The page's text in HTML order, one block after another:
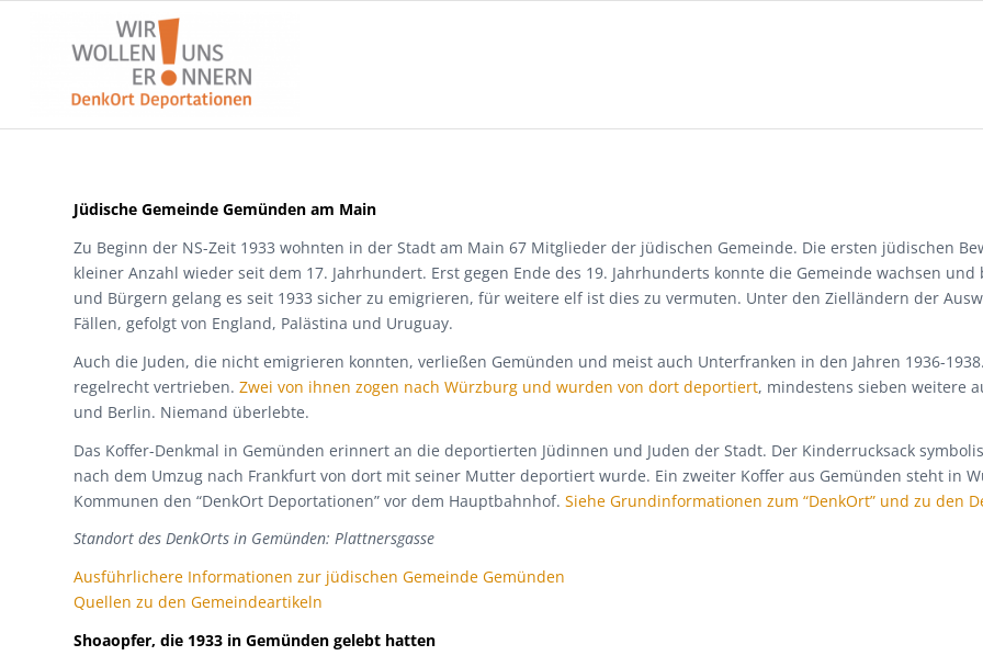
Jüdische Gemeinde Gemünden am Main
Zu Beginn der NS-Zeit 1933 wohnten in der Stadt am Main 67 Mitglieder der jüdischen Gemeinde. Die ersten jüdischen
kleiner Anzahl wieder seit dem 17. Jahrhundert. Erst gegen Ende des 19. Jahrhunderts konnte die Gemeinde wachsen
und Bürgern gelang es seit 1933 sicher zu emigrieren, für weitere elf ist dies zu vermuten. Unter den Zielländern der
Fällen, gefolgt von England, Palästina und Uruguay.
Auch die Juden, die nicht emigrieren konnten, verließen Gemünden und meist auch Unterfranken in den Jahren 1936-
regelrecht vertrieben. Zwei von ihnen zogen nach Würzburg und wurden von dort deportiert, mindestens sieben weitere
und Berlin. Niemand überlebte.
Das Koffer-Denkmal in Gemünden erinnert an die deportierten Jüdinnen und Juden der Stadt. Der Kinderrucksack
nach dem Umzug nach Frankfurt von dort mit seiner Mutter deportiert wurde. Ein zweiter Koffer aus Gemünden steht in
Kommunen den “DenkOrt Deportationen” vor dem Hauptbahnhof. Siehe Grundinformationen zum “DenkOrt” und zu den
Standort des DenkOrts in Gemünden: Plattnersgasse
Ausführlichere Informationen zur jüdischen Gemeinde Gemünden
Quellen zu den Gemeindeartikeln
Shoaopfer, die 1933 in Gemünden gelebt hatten